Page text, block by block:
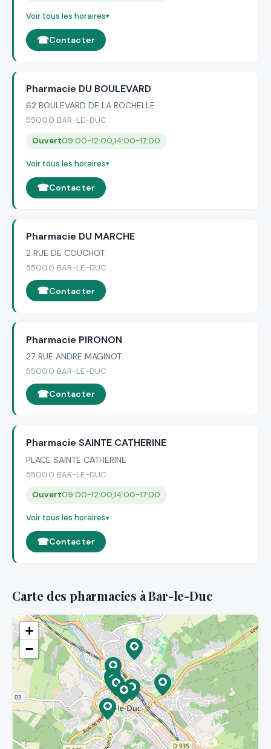
Voir tous les horaires
Contacter
Pharmacie DU BOULEVARD
62 BOULEVARD DE LA ROCHELLE
55000 BAR-LE-DUC
Ouvert09:00-12:00,14:00-17:00
Voir tous les horaires
Contacter
Pharmacie DU MARCHE
2 RUE DE COUCHOT
55000 BAR-LE-DUC
Contacter
Pharmacie PIRONON
27 RUE ANDRE MAGINOT
55000 BAR-LE-DUC
Contacter
Pharmacie SAINTE CATHERINE
PLACE SAINTE CATHERINE
55000 BAR-LE-DUC
Ouvert09:00-12:00,14:00-17:00
Voir tous les horaires
Contacter
Carte des pharmacies à Bar-le-Duc
+
−